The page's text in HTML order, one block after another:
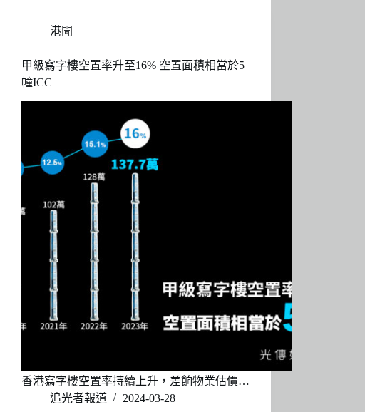
港聞
甲級寫字樓空置率升至16% 空置面積相當於5
幢ICC
香港寫字樓空置率持續上升，差餉物業估價…
追光者報道
2024-03-28